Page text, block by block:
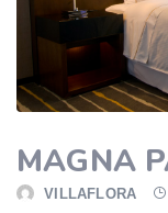
MAGNA
VILLAFLORA